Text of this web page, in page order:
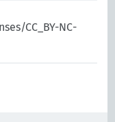
CC_BY-NC-